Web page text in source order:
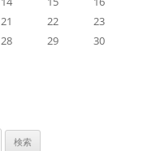
21 22
23
28 29
30